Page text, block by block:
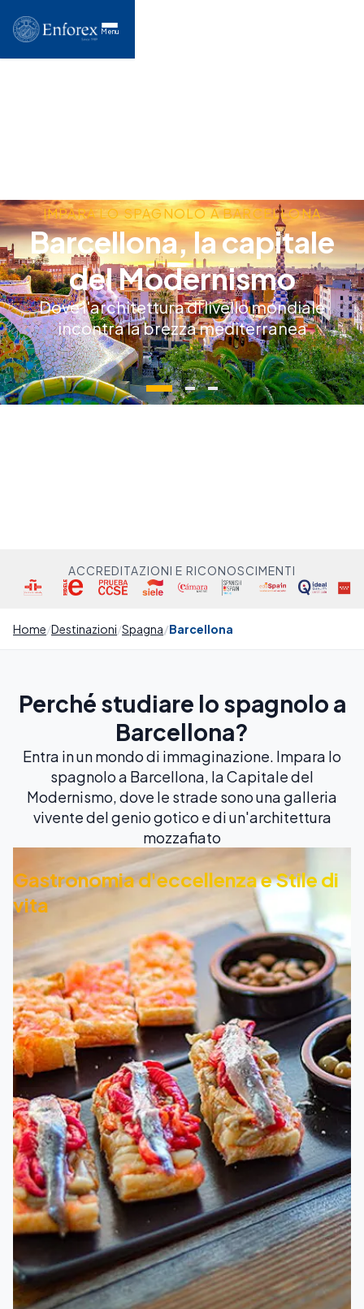
Menu
IMPARA LO SPAGNOLO A BARCELLONA
Barcellona, la capitale
del Modernismo
Dove l'architettura di livello mondiale
incontra la brezza mediterranea
ACCREDITAZIONI E RICONOSCIMENTI
Home Destinazioni Spagna Barcellona
Perché studiare lo spagnolo a
Barcellona?
Entra in un mondo di immaginazione. Impara lo
spagnolo a Barcellona, la Capitale del
Modernismo, dove le strade sono una galleria
vivente del genio gotico e di un'architettura
mozzafiato
Gastronomia d'eccellenza e Stile di
vita